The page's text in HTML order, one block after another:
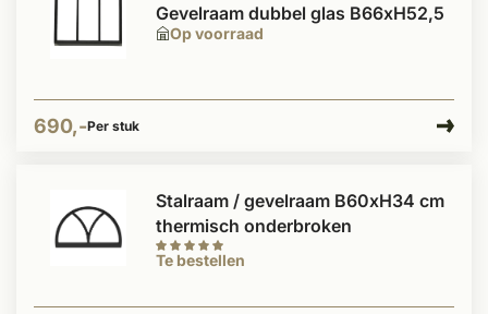
Op voorraad
Gevelraam dubbel glas B66xH52,5
690,-Per stuk
Te bestellen
Stalraam / gevelraam B60xH34 cm
thermisch onderbroken